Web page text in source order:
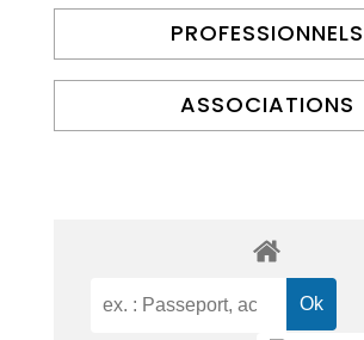
PROFESSIONNELS
ASSOCIATIONS